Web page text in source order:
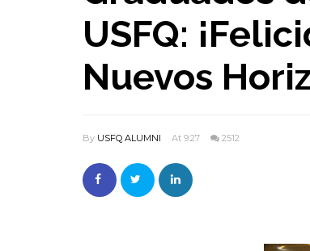
USFQ:
Nuevos
By USFQ ALUMNI At 9:27 2512